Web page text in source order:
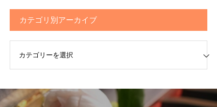
カテゴリ別アーカイブ